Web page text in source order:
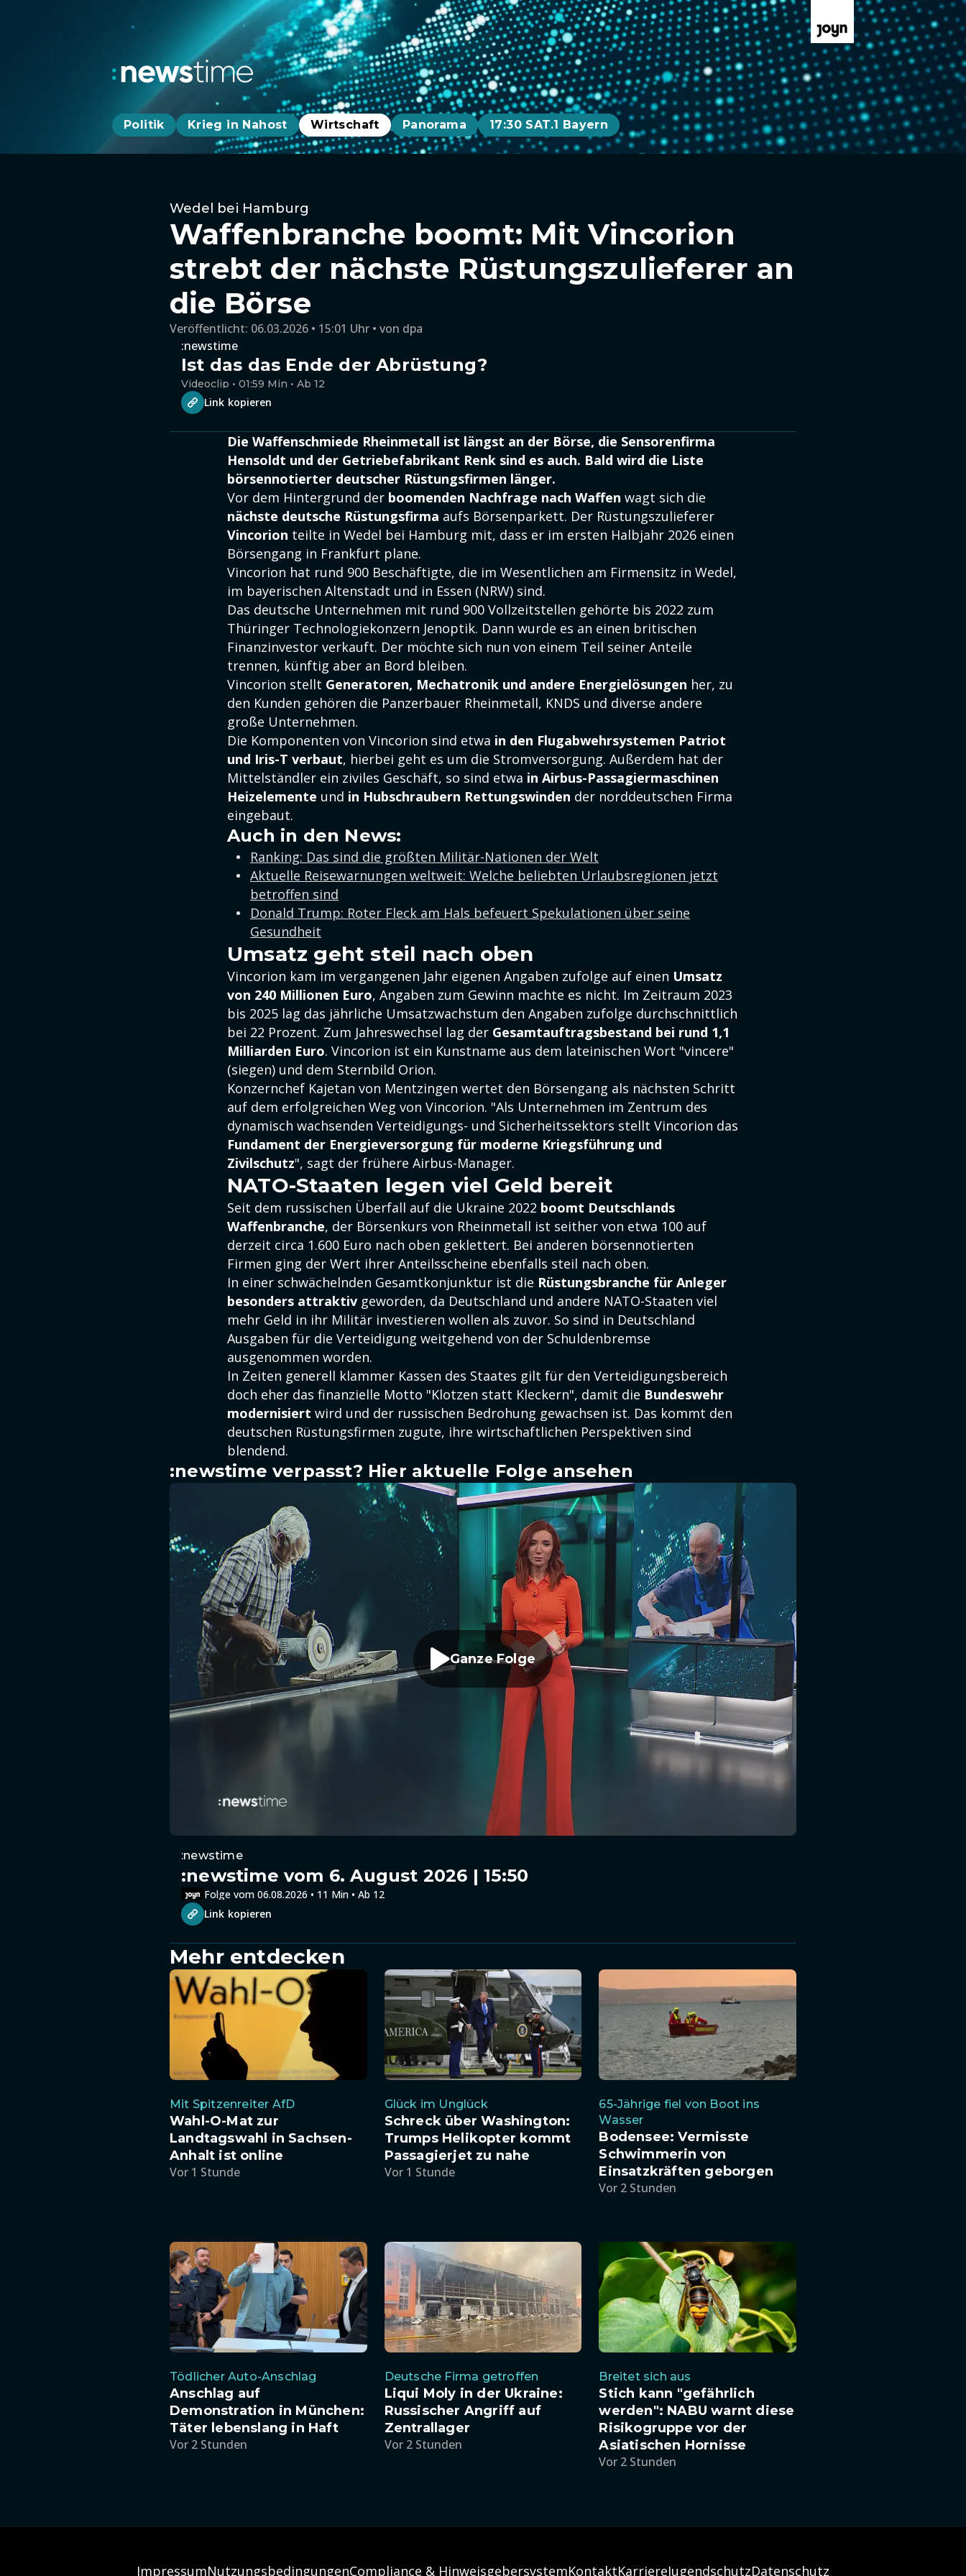
Politik Krieg in Nahost Wirtschaft Panorama 17:30 SAT.1 Bayern
Wedel bei Hamburg
Waffenbranche boomt: Mit Vincorion
strebt der nächste Rüstungszulieferer an
die Börse
Veröffentlicht: 06.03.2026 • 15:01 Uhr von dpa
:newstime
Ist das das Ende der Abrüstung?
Videoclip • 01:59 Min • Ab 12
Link kopieren
Die Waffenschmiede Rheinmetall ist längst an der Börse, die Sensorenfirma
Hensoldt und der Getriebefabrikant Renk sind es auch. Bald wird die Liste
börsennotierter deutscher Rüstungsfirmen länger.
Vor dem Hintergrund der boomenden Nachfrage nach Waffen wagt sich die
nächste deutsche Rüstungsfirma aufs Börsenparkett. Der Rüstungszulieferer
Vincorion teilte in Wedel bei Hamburg mit, dass er im ersten Halbjahr 2026 einen
Börsengang in Frankfurt plane.
Vincorion hat rund 900 Beschäftigte, die im Wesentlichen am Firmensitz in Wedel,
im bayerischen Altenstadt und in Essen (NRW) sind.
Das deutsche Unternehmen mit rund 900 Vollzeitstellen gehörte bis 2022 zum
Thüringer Technologiekonzern Jenoptik. Dann wurde es an einen britischen
Finanzinvestor verkauft. Der möchte sich nun von einem Teil seiner Anteile
trennen, künftig aber an Bord bleiben.
Vincorion stellt Generatoren, Mechatronik und andere Energielösungen her, zu
den Kunden gehören die Panzerbauer Rheinmetall, KNDS und diverse andere
große Unternehmen.
Die Komponenten von Vincorion sind etwa in den Flugabwehrsystemen Patriot
und Iris-T verbaut, hierbei geht es um die Stromversorgung. Außerdem hat der
Mittelständler ein ziviles Geschäft, so sind etwa in Airbus-Passagiermaschinen
Heizelemente und in Hubschraubern Rettungswinden der norddeutschen Firma
eingebaut.
Auch in den News:
Ranking: Das sind die größten Militär-Nationen der Welt
Aktuelle Reisewarnungen weltweit: Welche beliebten Urlaubsregionen jetzt
betroffen sind
Donald Trump: Roter Fleck am Hals befeuert Spekulationen über seine
Gesundheit
Umsatz geht steil nach oben
Vincorion kam im vergangenen Jahr eigenen Angaben zufolge auf einen Umsatz
von 240 Millionen Euro, Angaben zum Gewinn machte es nicht. Im Zeitraum 2023
bis 2025 lag das jährliche Umsatzwachstum den Angaben zufolge durchschnittlich
bei 22 Prozent. Zum Jahreswechsel lag der Gesamtauftragsbestand bei rund 1,1
Milliarden Euro. Vincorion ist ein Kunstname aus dem lateinischen Wort "vincere"
(siegen) und dem Sternbild Orion.
Konzernchef Kajetan von Mentzingen wertet den Börsengang als nächsten Schritt
auf dem erfolgreichen Weg von Vincorion. "Als Unternehmen im Zentrum des
dynamisch wachsenden Verteidigungs- und Sicherheitssektors stellt Vincorion das
Fundament der Energieversorgung für moderne Kriegsführung und
Zivilschutz", sagt der frühere Airbus-Manager.
NATO-Staaten legen viel Geld bereit
Seit dem russischen Überfall auf die Ukraine 2022 boomt Deutschlands
Waffenbranche, der Börsenkurs von Rheinmetall ist seither von etwa 100 auf
derzeit circa 1.600 Euro nach oben geklettert. Bei anderen börsennotierten
Firmen ging der Wert ihrer Anteilsscheine ebenfalls steil nach oben.
In einer schwächelnden Gesamtkonjunktur ist die Rüstungsbranche für Anleger
besonders attraktiv geworden, da Deutschland und andere NATO-Staaten viel
mehr Geld in ihr Militär investieren wollen als zuvor. So sind in Deutschland
Ausgaben für die Verteidigung weitgehend von der Schuldenbremse
ausgenommen worden.
In Zeiten generell klammer Kassen des Staates gilt für den Verteidigungsbereich
doch eher das finanzielle Motto "Klotzen statt Kleckern", damit die Bundeswehr
modernisiert wird und der russischen Bedrohung gewachsen ist. Das kommt den
deutschen Rüstungsfirmen zugute, ihre wirtschaftlichen Perspektiven sind
blendend.
:newstime verpasst? Hier aktuelle Folge ansehen
Ganze Folge
:newstime
:newstime vom 6. August 2026 | 15:50
Folge vom 06.08.2026 • 11 Min • Ab 12
Link kopieren
Mehr entdecken
Mit Spitzenreiter AfD
Wahl-O-Mat zur
Landtagswahl in Sachsen-
Anhalt ist online
Vor 1 Stunde
Glück im Unglück
Schreck über Washington:
Trumps Helikopter kommt
Passagierjet zu nahe
Vor 1 Stunde
65-Jährige fiel von Boot ins
Wasser
Bodensee: Vermisste
Schwimmerin von
Einsatzkräften geborgen
Vor 2 Stunden
Tödlicher Auto-Anschlag
Anschlag auf
Demonstration in München:
Täter lebenslang in Haft
Vor 2 Stunden
Deutsche Firma getroffen
Liqui Moly in der Ukraine:
Russischer Angriff auf
Zentrallager
Vor 2 Stunden
Breitet sich aus
Stich kann "gefährlich
werden": NABU warnt diese
Risikogruppe vor der
Asiatischen Hornisse
Vor 2 Stunden
ImpressumNutzungsbedingungenCompliance & HinweisgebersystemKontaktKarriereJugendschutzDatenschutz